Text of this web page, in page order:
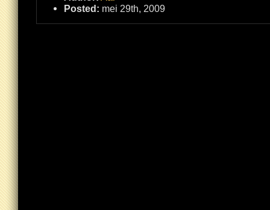
Posted: mei 29th, 2009